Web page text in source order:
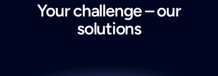
Your challenge – our
solutions